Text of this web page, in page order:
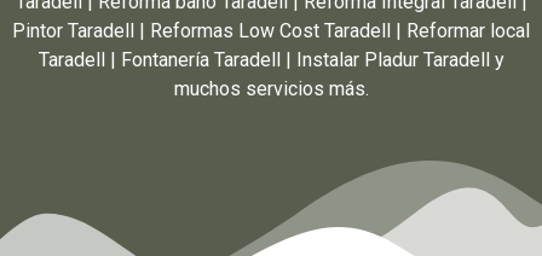
Pintor Taradell | Reformas Low Cost Taradell | Reformar local
Taradell | Fontanería Taradell | Instalar Pladur Taradell y
muchos servicios más.